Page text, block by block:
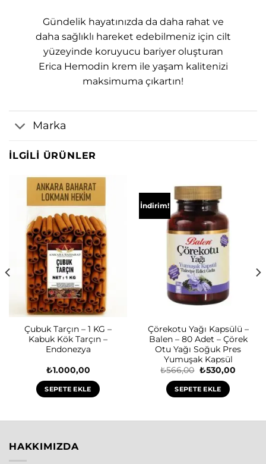
Gündelik hayatınızda da daha rahat ve
daha sağlıklı hareket edebilmeniz için cilt
yüzeyinde koruyucu bariyer oluşturan
Erica Hemodin krem ile yaşam kalitenizi
maksimuma çıkartın!
Marka
İLGILI ÜRÜNLER
Çubuk Tarçın – 1 KG –
Kabuk Kök Tarçın –
Endonezya
₺1.000,00
SEPETE EKLE
İndirim!
Çörekotu Yağı Kapsülü –
Balen – 80 Adet – Çörek
Otu Yağı Soğuk Pres
Yumuşak Kapsül
₺566,00 Orijinal
₺566,00.
₺530,00Şu
SEPETE EKLE
HAKKIMIZDA